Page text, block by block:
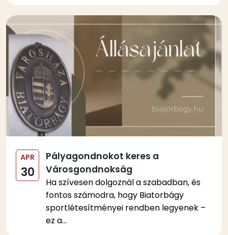
Kép
APR
30
Pályagondnokot keres a
Városgondnokság
Ha szívesen dolgoznál a szabadban, és
fontos számodra, hogy Biatorbágy
sportlétesítményei rendben legyenek –
ez a...